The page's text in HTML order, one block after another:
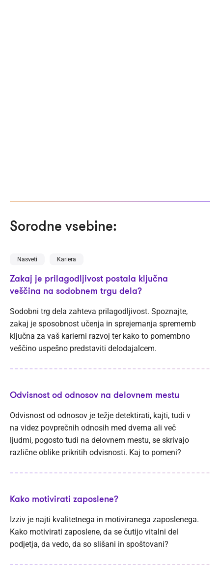
Sorodne vsebine:
Nasveti Kariera
Zakaj je prilagodljivost postala ključna
veščina na sodobnem trgu dela?
Sodobni trg dela zahteva prilagodljivost. Spoznajte,
zakaj je sposobnost učenja in sprejemanja sprememb
ključna za vaš karierni razvoj ter kako to pomembno
veščino uspešno predstaviti delodajalcem.
Odvisnost od odnosov na delovnem mestu
Odvisnost od odnosov je težje detektirati, kajti, tudi v
na videz povprečnih odnosih med dvema ali več
ljudmi, pogosto tudi na delovnem mestu, se skrivajo
različne oblike prikritih odvisnosti. Kaj to pomeni?
Kako motivirati zaposlene?
Izziv je najti kvalitetnega in motiviranega zaposlenega.
Kako motivirati zaposlene, da se čutijo vitalni del
podjetja, da vedo, da so slišani in spoštovani?